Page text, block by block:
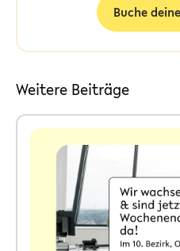
Buche
Weitere Beiträge